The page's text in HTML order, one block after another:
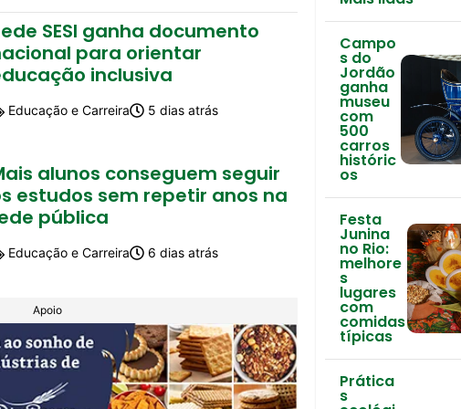
SESI ganha documento
para orientar
inclusiva
Educação e Carreira 5 dias atrás
alunos conseguem seguir
estudos sem repetir anos na
pública
Educação e Carreira 6 dias atrás
Apoio
Campo
s do
Jordão
ganha
museu
com
500
carros
históric
os
Festa
Junina
no Rio:
melhore
s
lugares
com
comidas
típicas
Prática
s